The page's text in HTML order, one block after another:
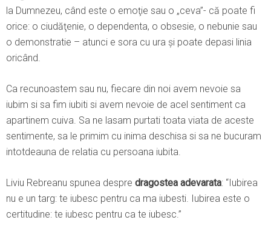
la Dumnezeu, când este o emoţie sau o „ceva”- că poate fi
orice: o ciudăţenie, o dependenta, o obsesie, o nebunie sau
o demonstratie – atunci e sora cu ura şi poate depasi linia
oricând.
Ca recunoastem sau nu, fiecare din noi avem nevoie sa
iubim si sa fim iubiti si avem nevoie de acel sentiment ca
apartinem cuiva. Sa ne lasam purtati toata viata de aceste
sentimente, sa le primim cu inima deschisa si sa ne bucuram
intotdeauna de relatia cu persoana iubita.
Liviu Rebreanu spunea despre dragostea adevarata: “Iubirea
nu e un targ: te iubesc pentru ca ma iubesti. Iubirea este o
certitudine: te iubesc pentru ca te iubesc.”